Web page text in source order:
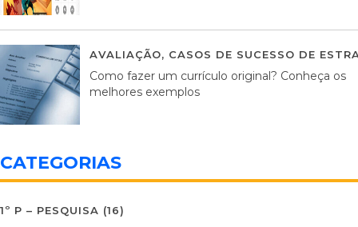
AVALIAÇÃO, CASOS DE SUCESSO DE
Como fazer um currículo original? Conheça os
melhores exemplos
CATEGORIAS
1º P – PESQUISA (16)